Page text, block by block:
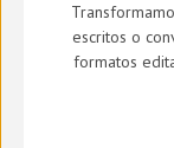
escritos o
formatos